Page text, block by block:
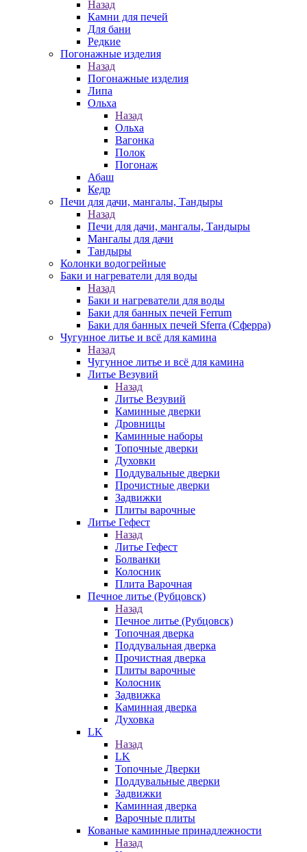
Назад
Камни для печей
Для бани
Редкие
Погонажные изделия
Назад
Погонажные изделия
Липа
Ольха
Назад
Ольха
Вагонка
Полок
Погонаж
Абаш
Кедр
Печи для дачи, мангалы, Тандыры
Назад
Печи для дачи, мангалы, Тандыры
Мангалы для дачи
Тандыры
Колонки водогрейные
Баки и нагреватели для воды
Назад
Баки и нагреватели для воды
Баки для банных печей Ferrum
Баки для банных печей Sferra (Сферра)
Чугунное литье и всё для камина
Назад
Чугунное литье и всё для камина
Литье Везувий
Назад
Литье Везувий
Каминные дверки
Дровницы
Каминные наборы
Топочные дверки
Духовки
Поддувальные дверки
Прочистные дверки
Задвижки
Плиты варочные
Литье Гефест
Назад
Литье Гефест
Болванки
Колосник
Плита Варочная
Печное литье (Рубцовск)
Назад
Печное литье (Рубцовск)
Топочная дверка
Поддувальная дверка
Прочистная дверка
Плиты варочные
Колосник
Задвижка
Каминная дверка
Духовка
LK
Назад
LK
Топочные Дверки
Поддувальные дверки
Задвижки
Каминная дверка
Варочные плиты
Кованые каминные принадлежности
Назад